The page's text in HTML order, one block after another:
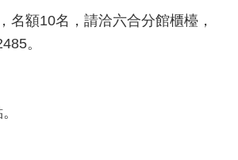
名額10名，請洽六合分館櫃檯，
。